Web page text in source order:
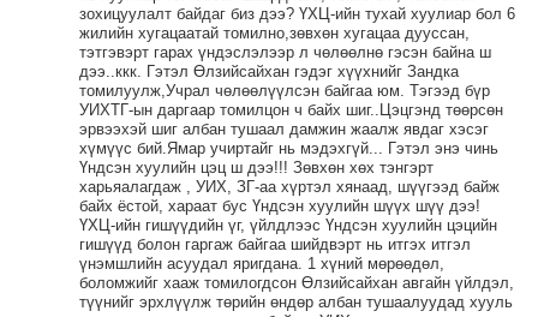
зохицуулалт байдаг биз дээ? ҮХЦ-ийн тухай хуулиар бол 6
жилийн хугацаатай томилно,зөвхөн хугацаа дууссан,
тэтгэвэрт гарах үндэслэлээр л чөлөөлнө гэсэн байна ш
дээ..ккк. Гэтэл Өлзийсайхан гэдэг хүүхнийг Зандка
томилуулж,Учрал чөлөөлүүлсэн байгаа юм. Тэгээд бүр
УИХТГ-ын даргаар томилцон ч байх шиг..Цэцгэнд төөрсөн
эрвээхэй шиг албан тушаал дамжин жаалж явдаг хэсэг
хүмүүс бий.Ямар учиртайг нь мэдэхгүй... Гэтэл энэ чинь
Үндсэн хуулийн цэц ш дээ!!! Зөвхөн хөх тэнгэрт
харьяалагдаж , УИХ, ЗГ-аа хүртэл хянаад, шүүгээд байж
байх ёстой, хараат бус Үндсэн хуулийн шүүх шүү дээ!
ҮХЦ-ийн гишүүдийн үг, үйлдлээс Үндсэн хуулийн цэцийн
гишүүд болон гаргаж байгаа шийдвэрт нь итгэх итгэл
үнэмшлийн асуудал яригдана. 1 хүний мөрөөдөл,
боломжийг хааж томилогдсон Өлзийсайхан авгайн үйлдэл,
түүнийг эрхлүүлж төрийн өндөр албан тушаалуудад хууль